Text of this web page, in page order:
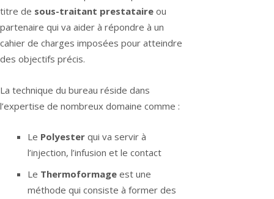
titre de sous-traitant prestataire ou
partenaire qui va aider à répondre à un
cahier de charges imposées pour atteindre
des objectifs précis.
La technique du bureau réside dans
l’expertise de nombreux domaine comme :
Le Polyester qui va servir à
l’injection, l’infusion et le contact
Le Thermoformage est une
méthode qui consiste à former des